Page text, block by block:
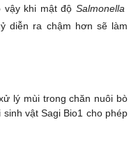
vậy khi mật độ Salmonella
diễn ra chậm hơn sẽ làm
mùi trong chăn nuôi bò
vật Sagi Bio1 cho phép